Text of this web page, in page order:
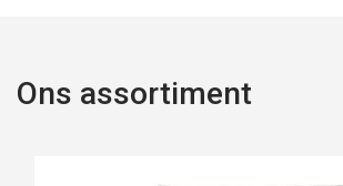
Ons assortiment